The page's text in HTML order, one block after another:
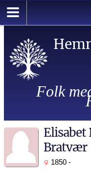
Folk
Elisabet
Bratvær
1850 -